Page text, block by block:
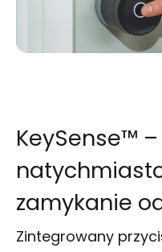
KeySense™ –
zamykanie
Zintegrowany